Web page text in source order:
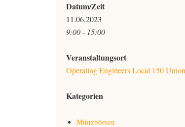
Datum/Zeit
11.06.2023
9:00 - 15:00
Veranstaltungsort
Operating Engineers Local 150
Kategorien
Münzbörsen